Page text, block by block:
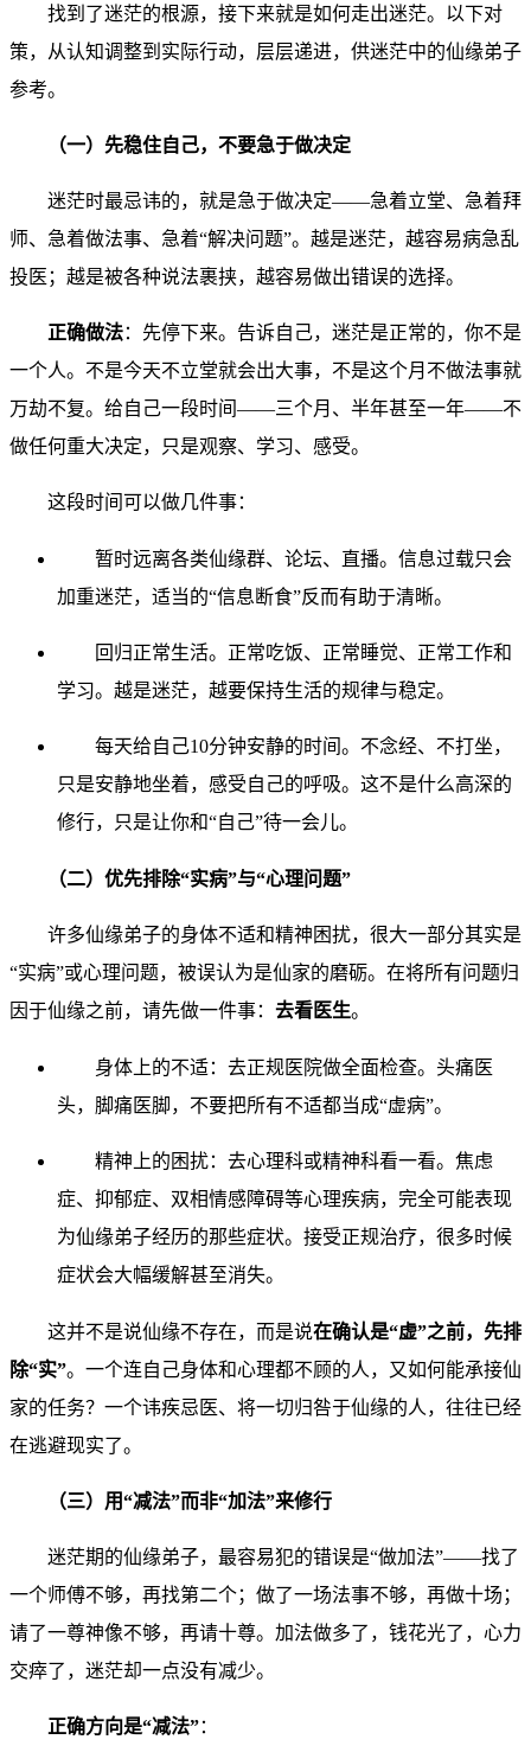
找到了迷茫的根源，接下来就是如何走出迷茫。以下对
策，从认知调整到实际行动，层层递进，供迷茫中的仙缘弟子
参考。
（一）先稳住自己，不要急于做决定
迷茫时最忌讳的，就是急于做决定——急着立堂、急着拜
师、急着做法事、急着“解决问题”。越是迷茫，越容易病急乱
投医；越是被各种说法裹挟，越容易做出错误的选择。
正确做法：先停下来。告诉自己，迷茫是正常的，你不是
一个人。不是今天不立堂就会出大事，不是这个月不做法事就
万劫不复。给自己一段时间——三个月、半年甚至一年——不
做任何重大决定，只是观察、学习、感受。
这段时间可以做几件事：
暂时远离各类仙缘群、论坛、直播。信息过载只会
加重迷茫，适当的“信息断食”反而有助于清晰。
回归正常生活。正常吃饭、正常睡觉、正常工作和
学习。越是迷茫，越要保持生活的规律与稳定。
每天给自己10分钟安静的时间。不念经、不打坐，
只是安静地坐着，感受自己的呼吸。这不是什么高深的
修行，只是让你和“自己”待一会儿。
（二）优先排除“实病”与“心理问题”
许多仙缘弟子的身体不适和精神困扰，很大一部分其实是
“实病”或心理问题，被误认为是仙家的磨砺。在将所有问题归
因于仙缘之前，请先做一件事： 去看医生。
身体上的不适：去正规医院做全面检查。头痛医
头，脚痛医脚，不要把所有不适都当成“虚病”。
精神上的困扰：去心理科或精神科看一看。焦虑
症、抑郁症、双相情感障碍等心理疾病，完全可能表现
为仙缘弟子经历的那些症状。接受正规治疗，很多时候
症状会大幅缓解甚至消失。
这并不是说仙缘不存在，而是说在确认是“虚”之前，先排
除“实”。一个连自己身体和心理都不顾的人，又如何能承接仙
家的任务？一个讳疾忌医、将一切归咎于仙缘的人，往往已经
在逃避现实了。
（三）用“减法”而非“加法”来修行
迷茫期的仙缘弟子，最容易犯的错误是“做加法”——找了
一个师傅不够，再找第二个；做了一场法事不够，再做十场；
请了一尊神像不够，再请十尊。加法做多了，钱花光了，心力
交瘁了，迷茫却一点没有减少。
正确方向是“减法”：